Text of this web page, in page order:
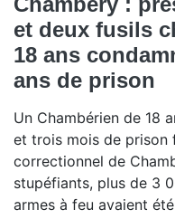
et deux fusils
18 ans
ans de prison
Un Chambérien de 18
et trois mois de prison
correctionnel de
stupéfiants, plus de 3
armes à feu avaient